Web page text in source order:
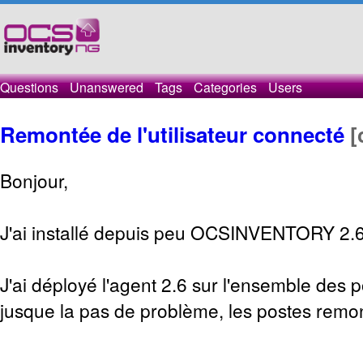
Questions Unanswered Tags Categories Users
Remontée de l'utilisateur connecté
Bonjour,
J'ai installé depuis peu OCSINVENTORY
J'ai déployé l'agent 2.6 sur l'ensemble des
jusque la pas de problème, les postes